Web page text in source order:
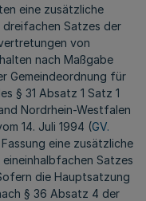
eine zusätzliche
Satzes der
von
nach Maßgabe
Gemeindeordnung für
§ 31 Absatz 1 Satz 1
Nordrhein-Westfalen
14. Juli 1994 (GV.
eine zusätzliche
Satzes
die Hauptsatzung
§ 36 Absatz 4 der